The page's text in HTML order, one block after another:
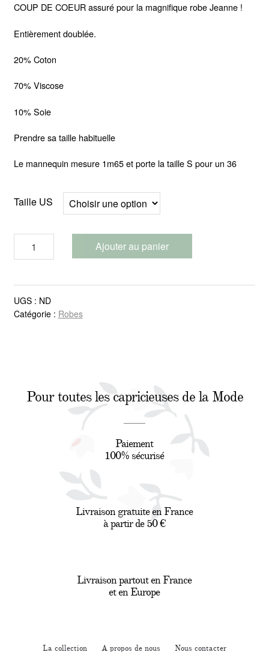
COUP DE COEUR assuré pour la magnifique robe Jeanne !
Entièrement doublée.
20% Coton
70% Viscose
10% Soie
Prendre sa taille habituelle
Le mannequin mesure 1m65 et porte la taille S pour un 36
Taille US
quantité
de
longue
Jeanne
Ajouter au panier
UGS : ND
Catégorie : Robes
Pour toutes les capricieuses de la Mode
Paiement
100% sécurisé
Livraison gratuite en France
à partir de 50 €
Livraison partout en France
et en Europe
La collection A propos de nous Nous contacter